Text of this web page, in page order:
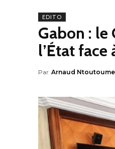
EDITO
Gabon : le
l’État face
Par Arnaud